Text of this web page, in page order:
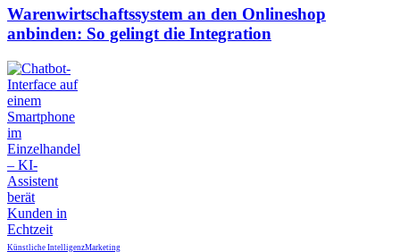
Warenwirtschaftssystem an den Onlineshop
anbinden: So gelingt die Integration
Künstliche IntelligenzMarketing